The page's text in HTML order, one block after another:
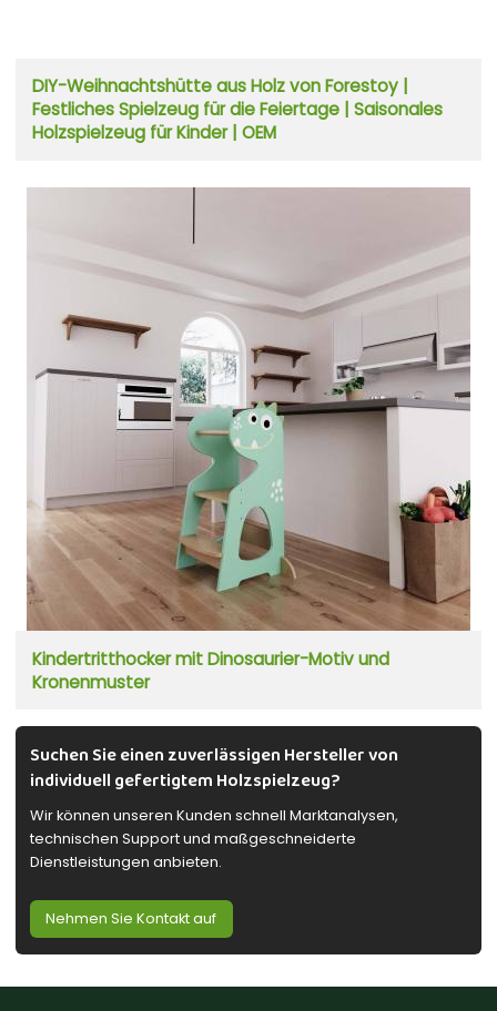
DIY-Weihnachtshütte aus Holz von Forestoy |
Festliches Spielzeug für die Feiertage | Saisonales
Holzspielzeug für Kinder | OEM
Kindertritthocker mit Dinosaurier-Motiv und
Kronenmuster
Suchen Sie einen zuverlässigen Hersteller von
individuell gefertigtem Holzspielzeug?
Wir können unseren Kunden schnell Marktanalysen,
technischen Support und maßgeschneiderte
Dienstleistungen anbieten.
Nehmen Sie Kontakt auf